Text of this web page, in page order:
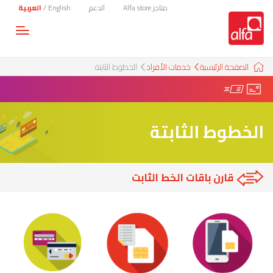
English
/العربية الدعم متاجر Alfa store
الصفحة الرئيسية
خدمات الأفراد الخطوط الثابتة
الخطوط الثابتة
قارن باقات الخط الثابت